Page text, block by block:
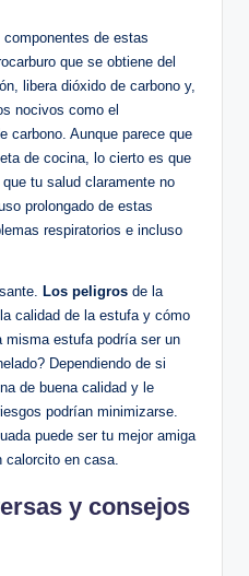
de estas
​que ‍se ⁤obtiene del⁤
libera dióxido de carbono y,
nocivos como el
carbono. ⁤Aunque parece‍ que
de cocina, lo cierto es que
⁣tu ⁤salud claramente no
‌prolongado de estas
respiratorios ​e incluso
Los peligros de la⁢
calidad de la estufa y cómo
misma estufa⁢ podría ser ⁢un
Dependiendo de si
de buena calidad y le
podrían⁣ minimizarse.
puede ser tu mejor amiga
calorcito en casa.
y consejos